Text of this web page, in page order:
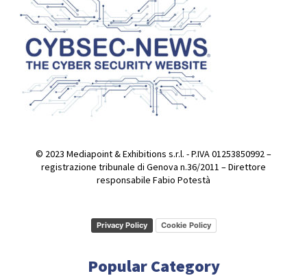
© 2023 Mediapoint & Exhibitions s.r.l. - P.IVA 01253850992 –
registrazione tribunale di Genova n.36/2011 – Direttore
responsabile Fabio Potestà
Privacy Policy Cookie Policy
Popular Category